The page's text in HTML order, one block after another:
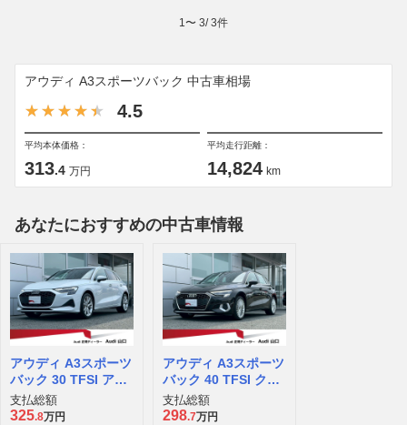
1 〜 3/3件
アウディ A3スポーツバック 中古車相場
4.5
平均本体価格：
313.4 万円
平均走行距離：
14,824 km
あなたにおすすめの中古車情報
アウディ A3スポーツ
バック 30 TFSI アド
バンスト
支払総額
325.8万円
アウディ A3スポーツ
バック 40 TFSI クワ
トロ アドバンスト 4
WD
支払総額
298.7万円